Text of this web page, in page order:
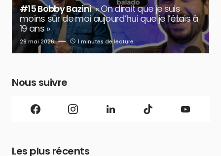
#15 Bobby Bazini « On dirait que je suis
moins sûr de moi aujourd’hui que je l’étais à
19 ans »
29 mai 2026 1 minutes de lecture
Nous suivre
Les plus récents